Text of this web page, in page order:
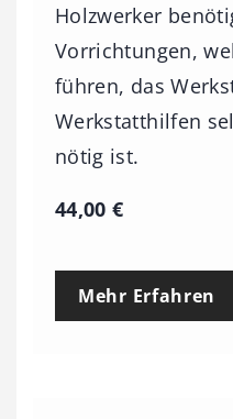
Holzwerker
Vorrichtungen,
führen, das
Werkstatthilfen
nötig ist.
44,00€
Mehr Erfahren